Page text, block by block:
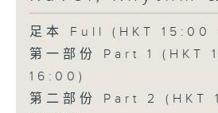
足本 Full (HKT 15:00
第一部份 Part 1 (HKT
16:00)
第二部份 Part 2 (HKT